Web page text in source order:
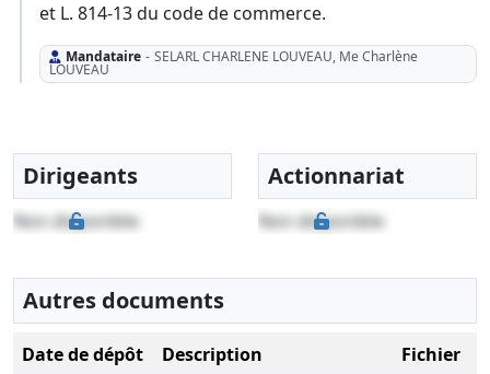
et L. 814-13 du code de commerce.
Mandataire - SELARL CHARLENE LOUVEAU, Me Charlène
LOUVEAU
Dirigeants
Non disponible
Actionnariat
Non disponible
Autres documents
Date de dépôt Description
Fichier